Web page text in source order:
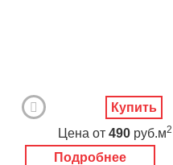
Подробнее
Цена от 490 руб.м2
Купить